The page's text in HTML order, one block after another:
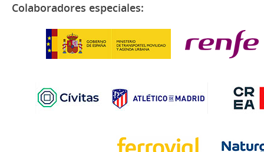
Colaboradores especiales: